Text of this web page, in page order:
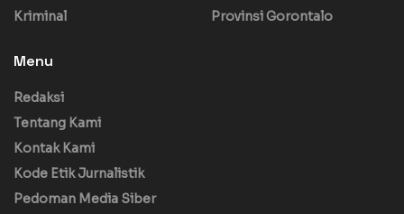
Kriminal
Provinsi Gorontalo
Menu
Redaksi
Tentang Kami
Kontak Kami
Kode Etik Jurnalistik
Pedoman Media Siber